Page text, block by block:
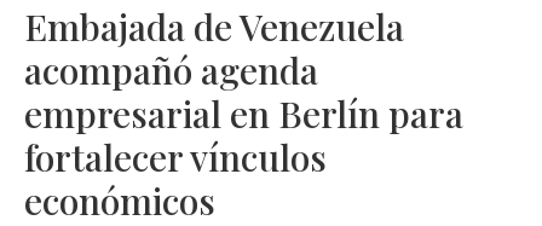
Embajada de Venezuela
acompañó agenda
empresarial en Berlín para
fortalecer vínculos
económicos